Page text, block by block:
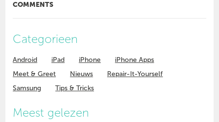
COMMENTS
Categorieen
Android iPad iPhone
iPhone Apps
Meet & Greet
Nieuws
Repair-It-Yourself
Samsung
Tips & Tricks
Meest gelezen